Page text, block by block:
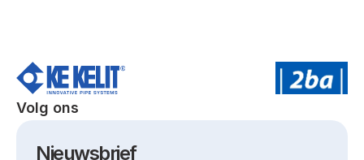
Volg ons
Nieuwsbrief